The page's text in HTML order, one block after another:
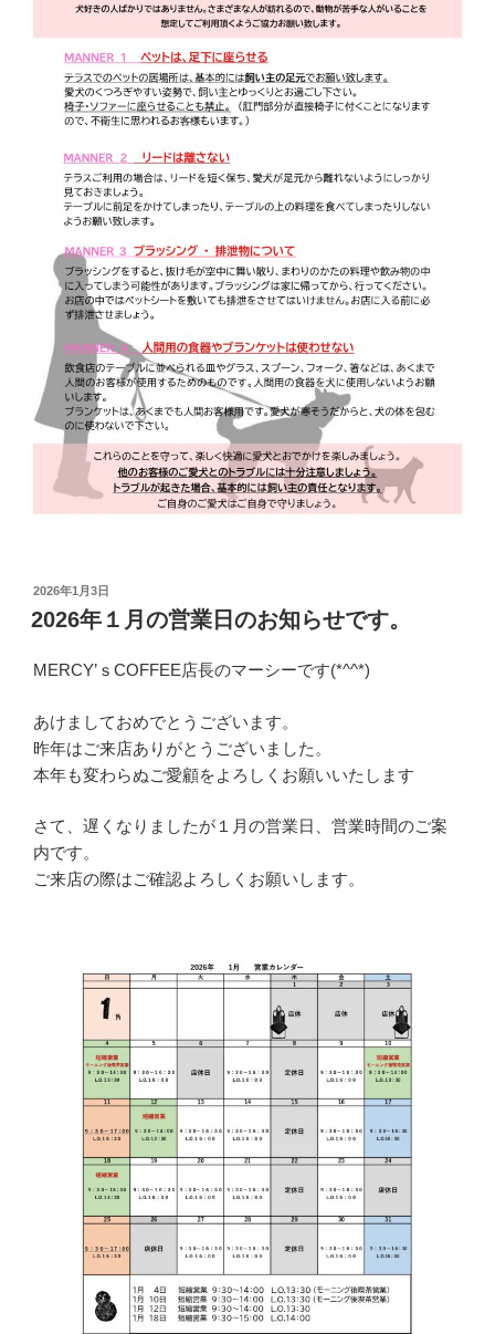
投
稿
日:
2026年1月3日
2026年１月の営業日のお知らせです。
MERCY’ｓCOFFEE店長のマーシーです(*^^*)
あけましておめでとうございます。
昨年はご来店ありがとうございました。
本年も変わらぬご愛顧をよろしくお願いいたします
さて、遅くなりましたが１月の営業日、営業時間のご案
内です。
ご来店の際はご確認よろしくお願いします。